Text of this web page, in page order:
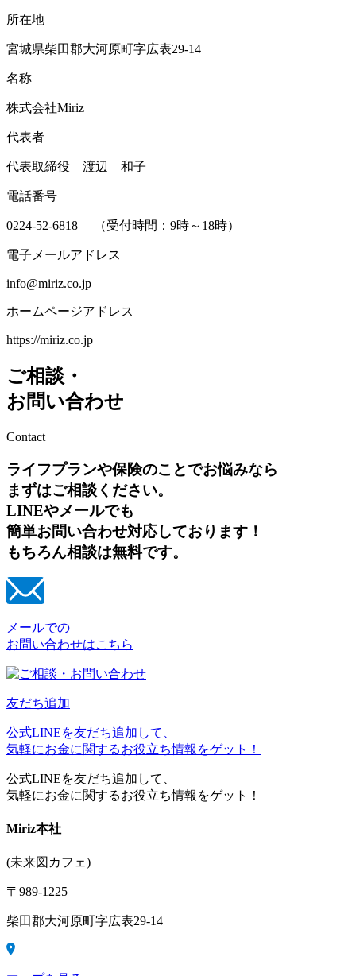
所在地
宮城県柴田郡大河原町字広表29-14
名称
株式会社Miriz
代表者
代表取締役 渡辺 和子
電話番号
0224-52-6818 （受付時間：9時～18時）
電子メールアドレス
info@miriz.co.jp
ホームページアドレス
https://miriz.co.jp
ご相談・
お問い合わせ
Contact
ライフプランや保険のことでお悩みなら
まずはご相談ください。
LINEやメールでも
簡単お問い合わせ対応しております！
もちろん相談は無料です。
メールでの
お問い合わせはこちら
友だち追加
公式LINEを友だち追加して、
気軽にお金に関するお役立ち情報をゲット！
公式LINEを友だち追加して、
気軽にお金に関するお役立ち情報をゲット！
Miriz本社
(未来図カフェ)
〒989-1225
柴田郡大河原町字広表29-14